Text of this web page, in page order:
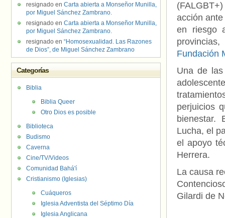
acción
en riesgo
Fundación
Una de
perjuicios
bienestar.
Lucha, el
el apoyo
Herrera.
La causa
Gilardi de
resignado en Carta abierta a Monseñor Munilla,
por Miguel Sánchez Zambrano.
resignado en Carta abierta a Monseñor Munilla,
por Miguel Sánchez Zambrano.
resignado en “Homosexualidad. Las Razones
de Dios”, de Miguel Sánchez Zambrano
Categorías
Biblia
Biblia Queer
Otro Dios es posible
Biblioteca
Budismo
Caverna
Cine/TV/Videos
Comunidad Bahá'í
Cristianismo (Iglesias)
Cuáqueros
Iglesia Adventista del Séptimo Día
Iglesia Anglicana